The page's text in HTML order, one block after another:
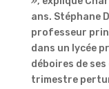
ans. Stéphane
professeur
dans un lycée
déboires de
trimestre